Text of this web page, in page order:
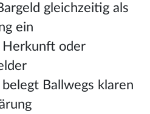
gleichzeitig als
ein
Herkunft oder
Ballwegs klaren